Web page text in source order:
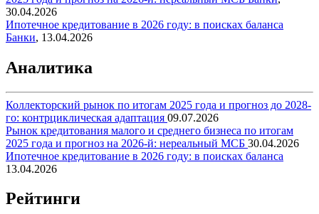
30.04.2026
Ипотечное кредитование в 2026 году: в поисках баланса
Банки, 13.04.2026
Аналитика
Коллекторский рынок по итогам 2025 года и прогноз до 2028-
го: контрциклическая адаптация 09.07.2026
Рынок кредитования малого и среднего бизнеса по итогам
2025 года и прогноз на 2026-й: нереальный МСБ 30.04.2026
Ипотечное кредитование в 2026 году: в поисках баланса
13.04.2026
Рейтинги